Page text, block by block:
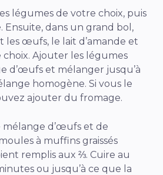
légumes de votre choix, puis
Ensuite, dans un grand bol,
les œufs, le lait d’amande et
choix. Ajouter les légumes
d’œufs et mélanger jusqu’à
homogène. Si vous le
ajouter du fromage.
mélange d’œufs et de
à muffins graissés
remplis aux ⅔. Cuire au
ou jusqu’à ce que la